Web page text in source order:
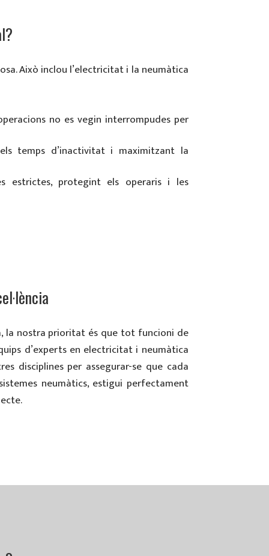
Això inclou l’electricitat i la neumàtica
no es vegin interrompudes per
temps d’inactivitat i maximitzant la
estrictes, protegint els operaris i les
la nostra prioritat és que tot funcioni de
d’experts en electricitat i neumàtica
disciplines per assegurar-se que cada
neumàtics, estigui perfectament